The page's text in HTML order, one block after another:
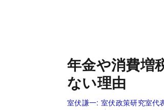
年金や消費増
ない理由
室伏謙一: 室伏政策研究室代